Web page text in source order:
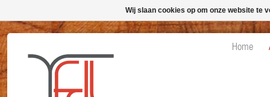
Home
Wij slaan cookies op om onze website te